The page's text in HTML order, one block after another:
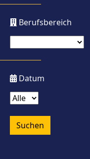
Berufsbereich
Datum
Suchen